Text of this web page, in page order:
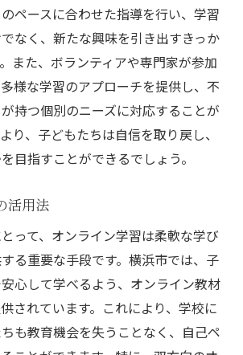
ペースに合わせた指導を行い、学習
なく、新たな興味を引き出すきっか
また、ボランティアや専門家が参加
様な学習のアプローチを提供し、不
持つ個別のニーズに対応することが
り、子どもたちは自信を取り戻し、
目指すことができるでしょう。
活用法
って、オンライン学習は柔軟な学び
る重要な手段です。横浜市では、子
心して学べるよう、オンライン教材
されています。これにより、学校に
も教育機会を失うことなく、自己ペ